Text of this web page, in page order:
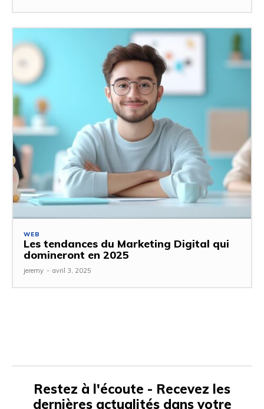
WEB
Les tendances du Marketing Digital qui
domineront en 2025
jeremy - avril 3, 2025
Restez à l'écoute - Recevez les
dernières actualités dans votre